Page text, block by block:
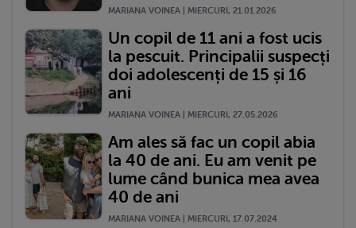
MARIANA VOINEA | MIERCURI, 21.01.2026
Un copil de 11 ani a fost ucis
la pescuit. Principalii suspecți
doi adolescenți de 15 și 16
ani
MARIANA VOINEA | MIERCURI, 27.05.2026
Am ales să fac un copil abia
la 40 de ani. Eu am venit pe
lume când bunica mea avea
40 de ani
MARIANA VOINEA | MIERCURI, 17.07.2024